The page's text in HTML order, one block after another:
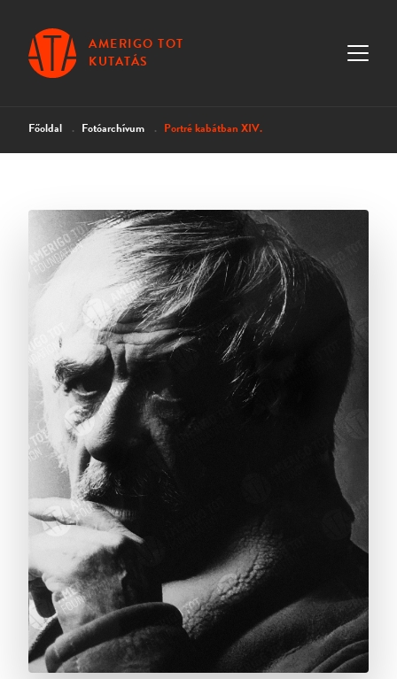
AMERIGO TOT
KUTATÁS
Főoldal Fotóarchívum Portré kabátban XIV.